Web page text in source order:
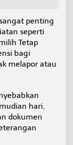
penting
seperti
Tetap
bagi
melapor atau
hari,
dokumen